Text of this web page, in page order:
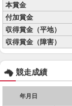
本賞金
付加賞金
収得賞金（平地）
収得賞金（障害）
競走成績
年月日